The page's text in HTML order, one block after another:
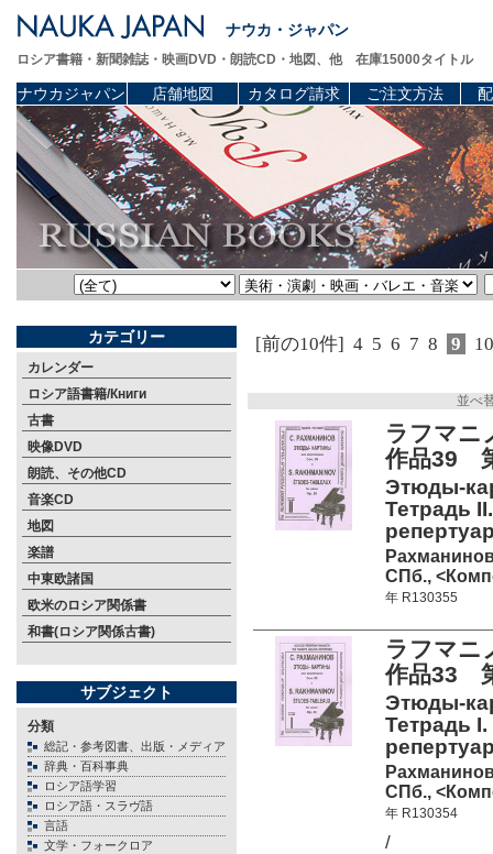
ナウカ・ジャパン
ロシア書籍・新聞雑誌・映画DVD・朗読CD・地図、他 在庫15000タイトル
ナウカジャパン 店舗地図 カタログ請求 ご注文方法
カテゴリー
カレンダー
ロシア語書籍/Книги
古書
映像DVD
朗読、その他CD
音楽CD
地図
楽譜
中東欧諸国
欧米のロシア関係書
和書(ロシア関係古書)
サブジェクト
分類
総記・参考図書、出版・メディア
辞典・百科事典
ロシア語学習
ロシア語・スラヴ語
言語
文学・フォークロア
[前の10件] 4 5 6 7 8 9 10
並べ
ラフマ
作品39
Этюды-
Тетрадь
СПб.,
年 R130355
ラフマ
作品33
Этюды-
Тетрадь
СПб.,
年 R130354
/